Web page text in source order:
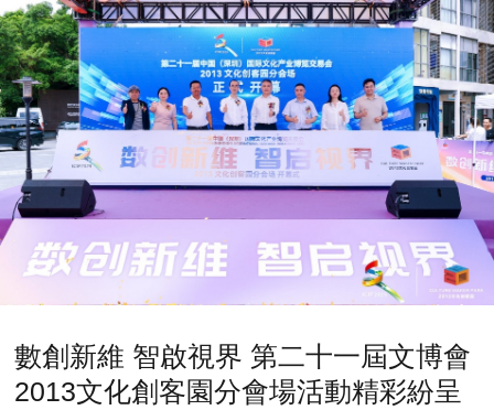
數創新維 智啟視界 第二十一屆文博會
2013文化創客園分會場活動精彩紛呈